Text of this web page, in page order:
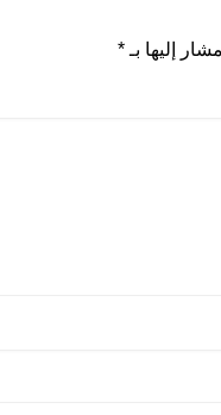
إليها بـ *